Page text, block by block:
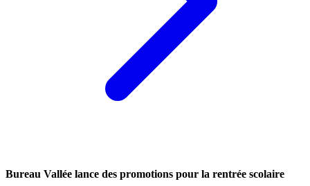
Bureau Vallée lance des promotions pour la rentrée scolaire